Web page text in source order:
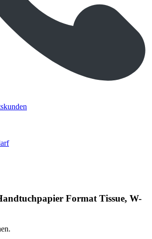
Format Tissue, W-